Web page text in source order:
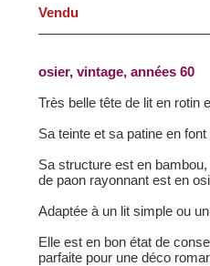
Vendu
osier, vintage, années 60
Très belle tête de lit en rotin
Sa teinte et sa patine en
Sa structure est en
de paon rayonnant est en
Adaptée à un lit simple ou
Elle est en bon état de
parfaite pour une déco